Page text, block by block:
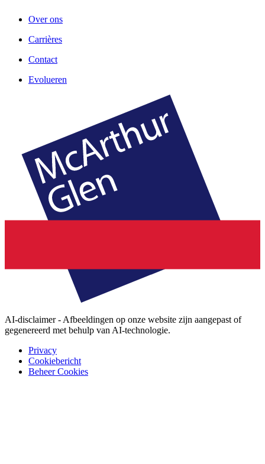
Over ons
Carrières
Contact
Evolueren
AI-disclaimer - Afbeeldingen op onze website zijn aangepast of
gegenereerd met behulp van AI-technologie.
Privacy
Cookiebericht
Beheer Cookies